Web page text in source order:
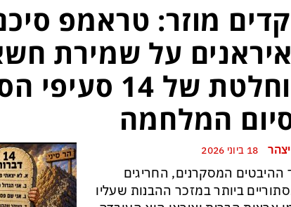
מוזר: טראמפ
על שמירת
מוחלטת של 14
המלחמה
ההיבטים המסקרנים, החריגים
ביותר במזכר ההבנות שעליו